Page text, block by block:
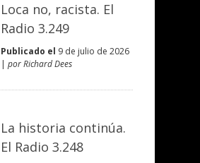
Loca no, racista. El
Radio 3.249
Publicado el 9 de julio de 2026
|por Richard Dees
La historia continúa.
El Radio 3.248